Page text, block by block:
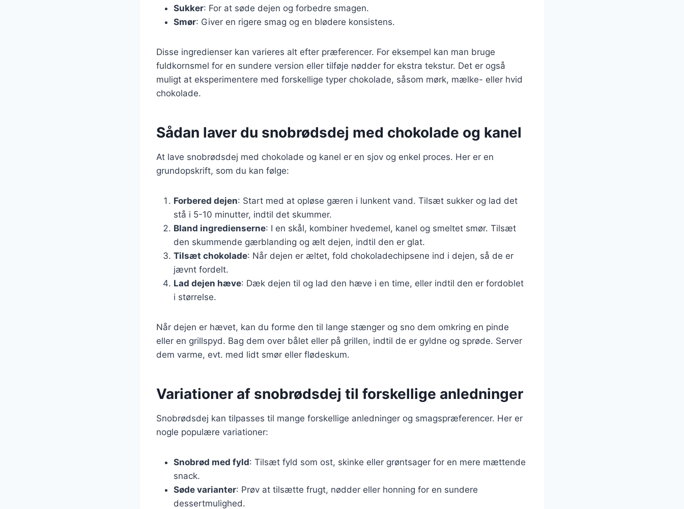
Sukker: For at søde dejen og forbedre smagen.
Smør: Giver en rigere smag og en blødere konsistens.
Disse ingredienser kan varieres alt efter præferencer. For eksempel kan man bruge
fuldkornsmel for en sundere version eller tilføje nødder for ekstra tekstur. Det er også
muligt at eksperimentere med forskellige typer chokolade, såsom mørk, mælke- eller hvid
chokolade.
Sådan laver du snobrødsdej med chokolade og kanel
At lave snobrødsdej med chokolade og kanel er en sjov og enkel proces. Her er en
grundopskrift, som du kan følge:
Forbered dejen: Start med at opløse gæren i lunkent vand. Tilsæt sukker og lad det
stå i 5-10 minutter, indtil det skummer.
Bland ingredienserne: I en skål, kombiner hvedemel, kanel og smeltet smør. Tilsæt
den skummende gærblanding og ælt dejen, indtil den er glat.
Tilsæt chokolade: Når dejen er æltet, fold chokoladechipsene ind i dejen, så de er
jævnt fordelt.
Lad dejen hæve: Dæk dejen til og lad den hæve i en time, eller indtil den er fordoblet
i størrelse.
Når dejen er hævet, kan du forme den til lange stænger og sno dem omkring en pinde
eller en grillspyd. Bag dem over bålet eller på grillen, indtil de er gyldne og sprøde. Server
dem varme, evt. med lidt smør eller flødeskum.
Variationer af snobrødsdej til forskellige anledninger
Snobrødsdej kan tilpasses til mange forskellige anledninger og smagspræferencer. Her er
nogle populære variationer:
Snobrød med fyld: Tilsæt fyld som ost, skinke eller grøntsager for en mere mættende
snack.
Søde varianter: Prøv at tilsætte frugt, nødder eller honning for en sundere
dessertmulighed.